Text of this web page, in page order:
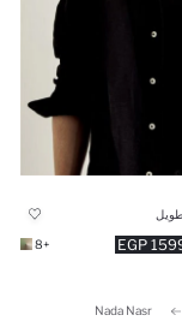
1599
+8
Nada Nasr